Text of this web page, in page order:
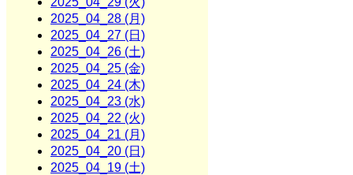
2025_04_28 (月)
2025_04_27 (日)
2025_04_26 (土)
2025_04_25 (金)
2025_04_24 (木)
2025_04_23 (水)
2025_04_22 (火)
2025_04_21 (月)
2025_04_20 (日)
2025_04_19 (土)